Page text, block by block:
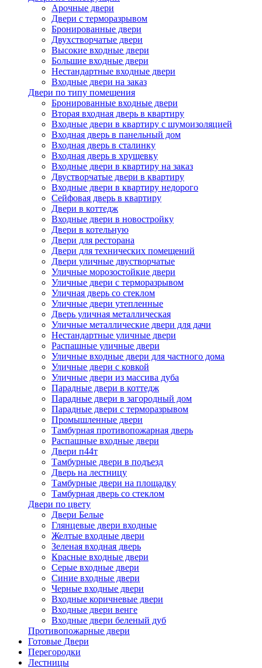
Арочные двери
Двери с терморазрывом
Бронированные двери
Двухстворчатые двери
Высокие входные двери
Большие входные двери
Нестандартные входные двери
Входные двери на заказ
Двери по типу помещения
Бронированные входные двери
Вторая входная дверь в квартиру
Входные двери в квартиру с шумоизоляцией
Входная дверь в панельный дом
Входная дверь в сталинку
Входная дверь в хрущевку
Входные двери в квартиру на заказ
Двустворчатые двери в квартиру
Входные двери в квартиру недорого
Сейфовая дверь в квартиру
Двери в коттедж
Входные двери в новостройку
Двери в котельную
Двери для ресторана
Двери для технических помещений
Двери уличные двустворчатые
Уличные морозостойкие двери
Уличные двери с терморазрывом
Уличная дверь со стеклом
Уличные двери утепленные
Дверь уличная металлическая
Уличные металлические двери для дачи
Нестандартные уличные двери
Распашные уличные двери
Уличные входные двери для частного дома
Уличные двери с ковкой
Уличные двери из массива дуба
Парадные двери в коттедж
Парадные двери в загородный дом
Парадные двери с терморазрывом
Промышленные двери
Тамбурная противопожарная дверь
Распашные входные двери
Двери п44т
Тамбурные двери в подъезд
Дверь на лестницу
Тамбурные двери на площадку
Тамбурная дверь со стеклом
Двери по цвету
Двери Белые
Глянцевые двери входные
Желтые входные двери
Зеленая входная дверь
Красные входные двери
Серые входные двери
Синие входные двери
Черные входные двери
Входные коричневые двери
Входные двери венге
Входные двери беленый дуб
Противопожарные двери
Готовые Двери
Перегородки
Лестницы